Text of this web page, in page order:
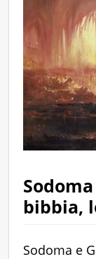
bibbia,
Sodoma e